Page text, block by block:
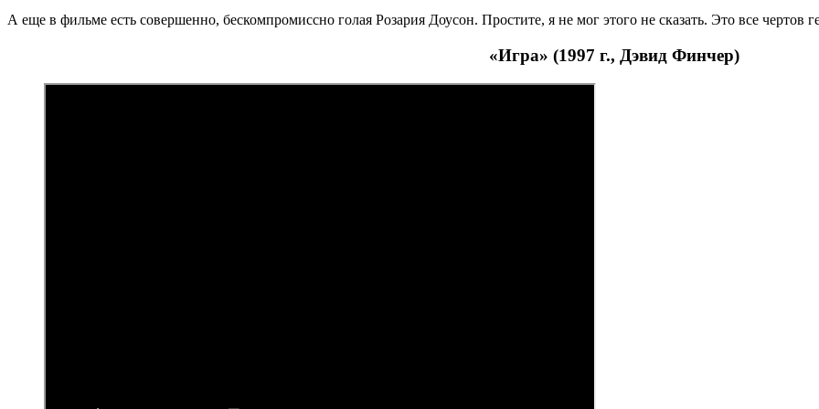
А еще в фильме есть совершенно, бескомпромиссно голая Розария Доусон. Простите, я не мог этого не сказать. Это все чертов
«Игра» (1997 г., Дэвид Финчер)